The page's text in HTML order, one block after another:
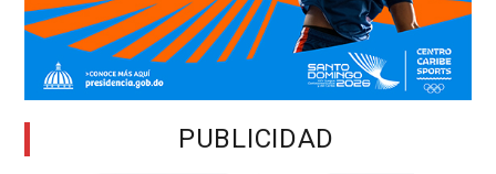
PUBLICIDAD